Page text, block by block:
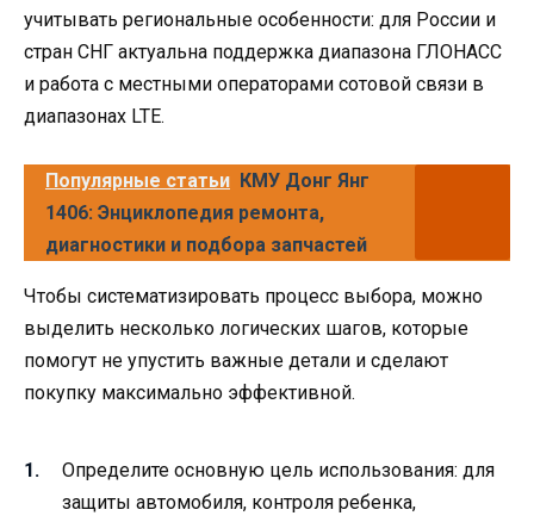
учитывать региональные особенности: для России и
стран СНГ актуальна поддержка диапазона ГЛОНАСС
и работа с местными операторами сотовой связи в
диапазонах LTE.
Популярные статьи КМУ Донг Янг
1406: Энциклопедия ремонта,
диагностики и подбора запчастей
Чтобы систематизировать процесс выбора, можно
выделить несколько логических шагов, которые
помогут не упустить важные детали и сделают
покупку максимально эффективной.
Определите основную цель использования: для
защиты автомобиля, контроля ребенка,